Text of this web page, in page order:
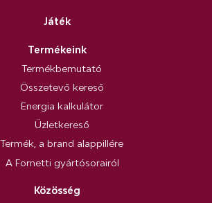
Játék
Termékeink
Termékbemutató
Összetevő kereső
Energia kalkulátor
Üzletkereső
Termék, a brand alappillére
A Fornetti gyártósorairól
Közösség